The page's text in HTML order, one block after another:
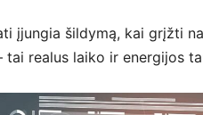
įjungia šildymą, kai grįžti
tai realus laiko ir energijos